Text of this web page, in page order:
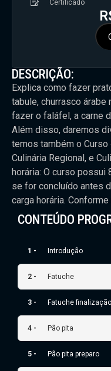
DESCRIÇÃO:
Explica como fazer
tabule, churrasco árabe
fazer o faláfel, a carne
Além disso, daremos
temos também o Curso
Culinária Regional, e
horária: O curso possui
se for concluído antes
carga horária.
CONTEÚDO
1 - Introdução
2 - Fatuche
3 - Fatuche finalização
4 - Pão pita
5 - Pão pita preparo
Certificado